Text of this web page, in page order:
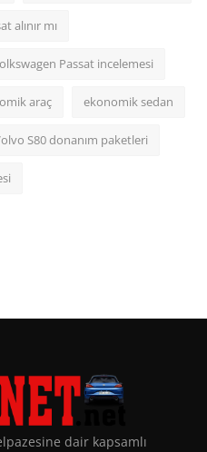
alınır mı
Passat incelemesi
araç ekonomik sedan
S80 donanım paketleri
dair kapsamlı